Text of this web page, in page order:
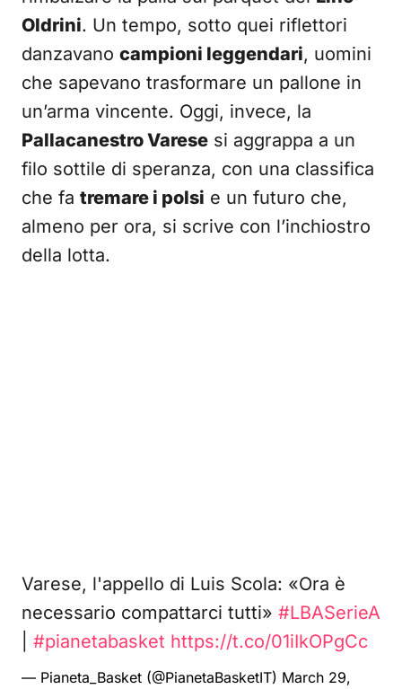
Oldrini. Un tempo, sotto quei riflettori
danzavano campioni leggendari, uomini
che sapevano trasformare un pallone in
un’arma vincente. Oggi, invece, la
Pallacanestro Varese si aggrappa a un
filo sottile di speranza, con una classifica
che fa tremare i polsi e un futuro che,
almeno per ora, si scrive con l’inchiostro
della lotta.
Varese, l'appello di Luis Scola: «Ora è
necessario compattarci tutti» #LBASerieA
#pianetabasket https://t.co/01iIkOPgCc
— Pianeta_Basket (@PianetaBasketIT) March 29,